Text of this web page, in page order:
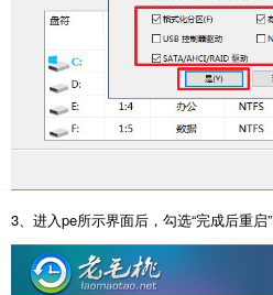
3 、进入pe所示界面后，勾选“完成后重启”